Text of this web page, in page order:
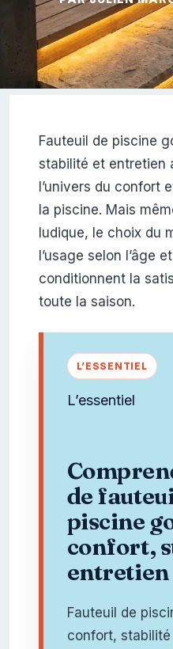
Fauteuil de piscine
stabilité et entretien
l’univers du confort
la piscine. Mais
ludique, le choix du
l’usage selon l’âge
conditionnent la
toute la saison.
L’essentiel
de
piscine
confort,
entretien
Fauteuil de
confort,